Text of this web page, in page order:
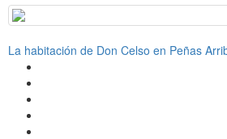
La habitación de Don Celso en Peñas